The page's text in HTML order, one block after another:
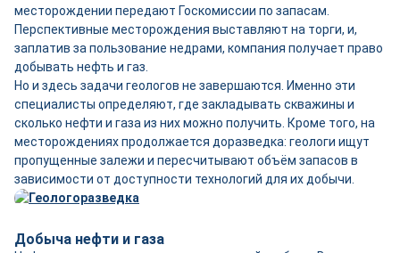
месторождении передают Госкомиссии по запасам.
Перспективные месторождения выставляют на торги, и,
заплатив за пользование недрами, компания получает право
добывать нефть и газ.
Но и здесь задачи геологов не завершаются. Именно эти
специалисты определяют, где закладывать скважины и
сколько нефти и газа из них можно получить. Кроме того, на
месторождениях продолжается доразведка: геологи ищут
пропущенные залежи и пересчитывают объём запасов в
зависимости от доступности технологий для их добычи.
Добыча нефти и газа